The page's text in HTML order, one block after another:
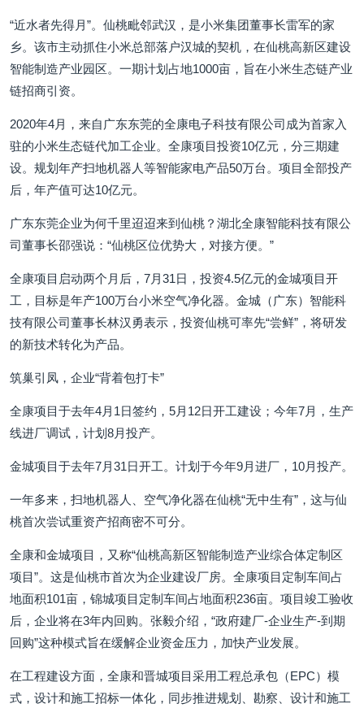
“近水者先得月”。仙桃毗邻武汉，是小米集团董事长雷军的家
乡。该市主动抓住小米总部落户汉城的契机，在仙桃高新区建设
智能制造产业园区。一期计划占地1000亩，旨在小米生态链产业
链招商引资。
2020年4月，来自广东东莞的全康电子科技有限公司成为首家入
驻的小米生态链代加工企业。全康项目投资10亿元，分三期建
设。规划年产扫地机器人等智能家电产品50万台。项目全部投产
后，年产值可达10亿元。
广东东莞企业为何千里迢迢来到仙桃？湖北全康智能科技有限公
司董事长邵强说：“仙桃区位优势大，对接方便。”
全康项目启动两个月后，7月31日，投资4.5亿元的金城项目开
工，目标是年产100万台小米空气净化器。金城（广东）智能科
技有限公司董事长林汉勇表示，投资仙桃可率先“尝鲜”，将研发
的新技术转化为产品。
筑巢引凤，企业“背着包打卡”
全康项目于去年4月1日签约，5月12日开工建设；今年7月，生产
线进厂调试，计划8月投产。
金城项目于去年7月31日开工。计划于今年9月进厂，10月投产。
一年多来，扫地机器人、空气净化器在仙桃“无中生有”，这与仙
桃首次尝试重资产招商密不可分。
全康和金城项目，又称“仙桃高新区智能制造产业综合体定制区
项目”。这是仙桃市首次为企业建设厂房。全康项目定制车间占
地面积101亩，锦城项目定制车间占地面积236亩。项目竣工验收
后，企业将在3年内回购。张毅介绍，“政府建厂-企业生产-到期
回购”这种模式旨在缓解企业资金压力，加快产业发展。
在工程建设方面，全康和晋城项目采用工程总承包（EPC）模
式，设计和施工招标一体化，同步推进规划、勘察、设计和施工